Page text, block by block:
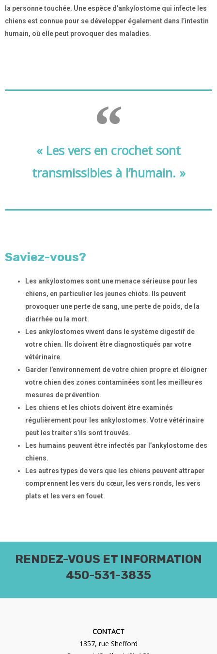
la personne touchée. Une espèce d’ankylostome qui infecte les
chiens est connue pour se développer également dans l’intestin
humain, où elle peut provoquer des maladies.
« Les vers en crochet sont
transmissibles à l’humain. »
Saviez-vous?
Les ankylostomes sont une menace sérieuse pour les
chiens, en particulier les jeunes chiots. Ils peuvent
provoquer une perte de sang, une perte de poids, de la
diarrhée ou la mort.
Les ankylostomes vivent dans le système digestif de
votre chien. Ils doivent être diagnostiqués par votre
vétérinaire.
Garder l’environnement de votre chien propre et éloigner
votre chien des zones contaminées sont les meilleures
mesures de prévention.
Les chiens et les chiots doivent être examinés
régulièrement pour les ankylostomes. Votre vétérinaire
peut les traiter s’ils sont trouvés.
Les humains peuvent être infectés par l’ankylostome des
chiens.
Les autres types de vers que les chiens peuvent attraper
comprennent les vers du cœur, les vers ronds, les vers
plats et les vers en fouet.
RENDEZ-VOUS ET INFORMATION
450-531-3835
CONTACT
1357, rue Shefford